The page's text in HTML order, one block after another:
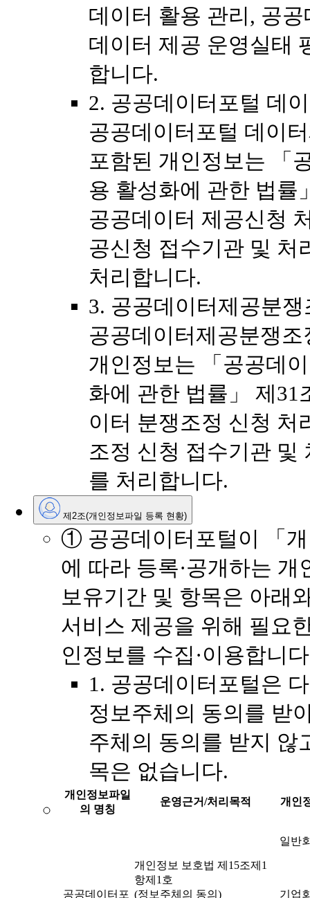
데이터 활용 관리, 공
데이터 제공 운영실태
합니다.
2. 공공데이터포털 데
공공데이터포털 데이
포함된 개인정보는 「
용 활성화에 관한 법률
공공데이터 제공신청
공신청 접수기관 및 처
처리합니다.
3. 공공데이터제공분
공공데이터제공분쟁
개인정보는 「공공데
화에 관한 법률」 제31
이터 분쟁조정 신청 처
조정 신청 접수기관 및
를 처리합니다.
제2조(개인정보파일 등록 현황)
① 공공데이터포털이 「
에 따라 등록·공개하는 개
보유기간 및 항목은 아래
서비스 제공을 위해 필요
인정보를 수집·이용합니
1. 공공데이터포털은
정보주체의 동의를 받
주체의 동의를 받지 않
목은 없습니다.
개인정보파일
의 명칭
운영근거/처리목적 개인
공공데이터포
개인정보 보호법 제15조제1
항제1호
(정보주체의 동의)
일반
기업